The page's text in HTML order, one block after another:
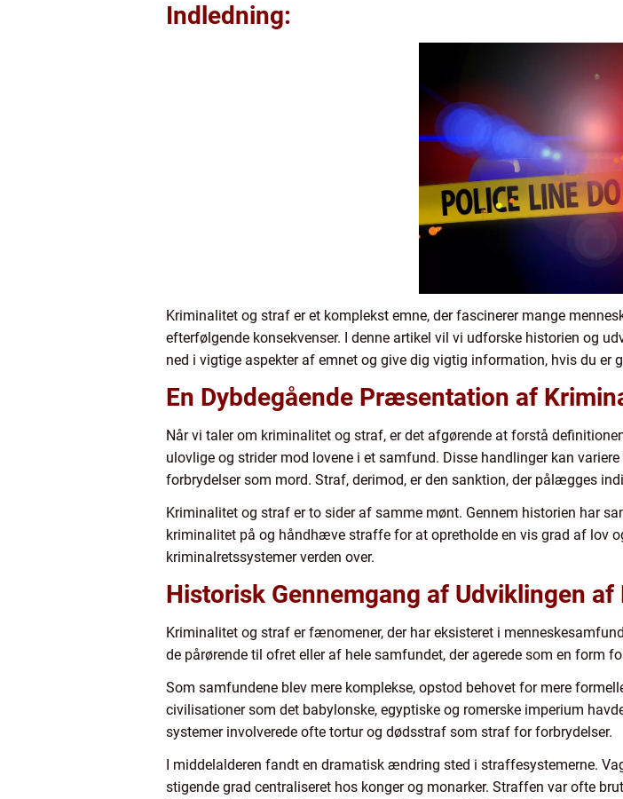
Indledning:
Kriminalitet og straf er et komplekst emne, der fascinerer mange
efterfølgende konsekvenser. I denne artikel vil vi udforske historien og
ned i vigtige aspekter af emnet og give dig vigtig information, hvis du er
En Dybdegående Præsentation af
Når vi taler om kriminalitet og straf, er det afgørende at forstå
ulovlige og strider mod lovene i et samfund. Disse handlinger kan
forbrydelser som mord. Straf, derimod, er den sanktion, der pålægges
Kriminalitet og straf er to sider af samme mønt. Gennem historien har
kriminalitet på og håndhæve straffe for at opretholde en vis grad af lov
kriminalretssystemer verden over.
Historisk Gennemgang af Udviklingen
Kriminalitet og straf er fænomener, der har eksisteret i
de pårørende til ofret eller af hele samfundet, der agerede som en form
Som samfundene blev mere komplekse, opstod behovet for mere
civilisationer som det babylonske, egyptiske og romerske imperium
systemer involverede ofte tortur og dødsstraf som straf for forbrydelser.
I middelalderen fandt en dramatisk ændring sted i straffesystemerne.
stigende grad centraliseret hos konger og monarker. Straffen var ofte